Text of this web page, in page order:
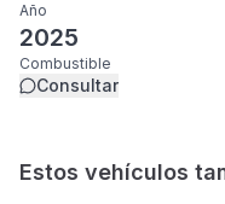
Año
2025
Combustible
Consultar
Estos vehículos